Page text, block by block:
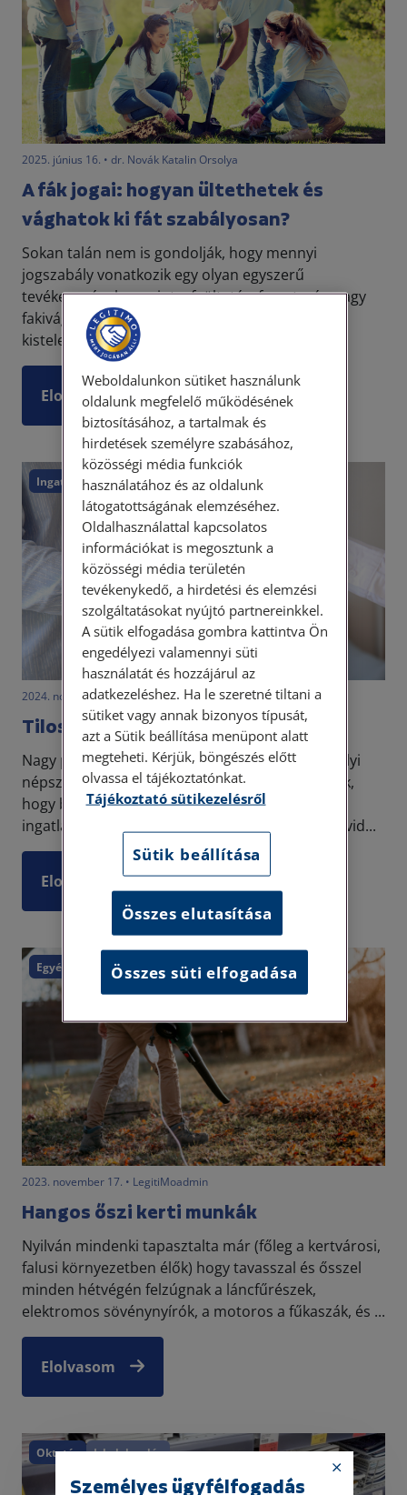
2025. június 16. • dr. Novák Katalin Orsolya
A fák jogai: hogyan ültethetek és
vághatok ki fát szabályosan?
Sokan talán nem is gondolják, hogy mennyi
jogszabály vonatkozik egy olyan egyszerű
tevékenységekre, mint a faültetés, fametszés, vagy
fakivágás. Akár a fővárosban, akár vidéki
kistelepülésen élünk,...
Elolvasom
Ingatlan Lakóközösség
2024. november 7. • LegitiMoadmin
Tilos lesz az Airbnb?
Nagy port kavart a VI. kerületben lefolytatott helyi
népszavazás, amelyben a lakosok úgy döntöttek,
hogy betiltják az Aribnb lehetőségét a kerületi
ingatlanokban. Az Airbnb, azaz lényegében a rövid...
Elolvasom
Egyéb
2023. november 17. • LegitiMoadmin
Hangos őszi kerti munkák
Nyilván mindenki tapasztalta már (főleg a kertvárosi,
falusi környezetben élők) hogy tavasszal és ősszel
minden hétvégén felzúgnak a láncfűrészek,
elektromos sövénynyírók, a motoros a fűkaszák, és ...
Elolvasom
Oktatás Iskolakezdés
Személyes ügyfélfogadás
Weboldalunkon sütiket használunk
oldalunk megfelelő működésének
biztosításához, a tartalmak és
hirdetések személyre szabásához,
közösségi média funkciók
használatához és az oldalunk
látogatottságának elemzéséhez.
Oldalhasználattal kapcsolatos
információkat is megosztunk a
közösségi média területén
tevékenykedő, a hirdetési és elemzési
szolgáltatásokat nyújtó partnereinkkel.
A sütik elfogadása gombra kattintva Ön
engedélyezi valamennyi süti
használatát és hozzájárul az
adatkezeléshez. Ha le szeretné tiltani a
sütiket vagy annak bizonyos típusát,
azt a Sütik beállítása menüpont alatt
megteheti. Kérjük, böngészés előtt
olvassa el tájékoztatónkat.
Tájékoztató sütikezelésről
Sütik beállítása
Összes elutasítása
Összes süti elfogadása